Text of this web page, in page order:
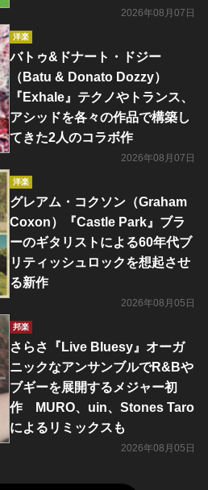
2026年08月07日
洋楽
バトゥ&ドナート・ドジー
（Batu & Donato Dozzy）
『Exhale』テクノやトランス、
アシッドを各々の作品で構築し
てきた2人のコラボ作
2026年08月07日
洋楽
グレアム・コクソン（Graham
Coxon）『Castle Park』ブラ
ーのギタリストによる60年代ブ
リティッシュロックを想起させ
る新作
2026年08月05日
邦楽
さらさ『Live Bluesy』オーガ
ニックなアンサンブルでR&Bや
ブギーを展開するメジャー初
作 MURO、uin、Stones Taro
によるリミックスも
2026年08月05日